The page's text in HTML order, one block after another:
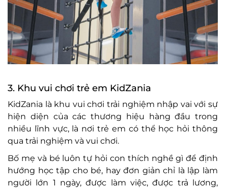
3. Khu vui chơi trẻ em KidZania
KidZania là khu vui chơi trải nghiệm nhập vai với sự
hiện diện của các thương hiệu hàng đầu trong
nhiều lĩnh vực, là nơi trẻ em có thể học hỏi thông
qua trải nghiệm và vui chơi.
Bố mẹ và bé luôn tự hỏi con thích nghề gì để định
hướng học tập cho bé, hay đơn giản chỉ là lập làm
người lớn 1 ngày, được làm việc, được trả lương,